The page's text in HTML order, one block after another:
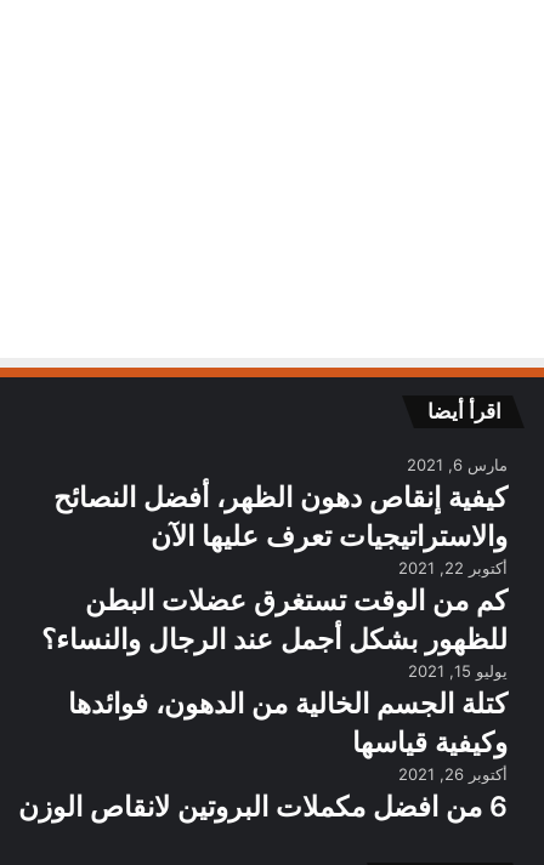
اقرأ أيضا
مارس 6, 2021
كيفية إنقاص دهون الظهر، أفضل النصائح
والاستراتيجيات تعرف عليها الآن
أكتوبر 22, 2021
كم من الوقت تستغرق عضلات البطن
للظهور بشكل أجمل عند الرجال والنساء؟
يوليو 15, 2021
كتلة الجسم الخالية من الدهون، فوائدها
وكيفية قياسها
أكتوبر 26, 2021
6 من افضل مكملات البروتين لانقاص الوزن